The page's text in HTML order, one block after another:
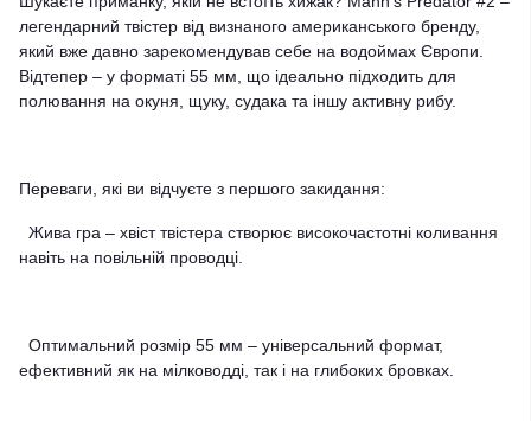
легендарний твістер від визнаного американського бренду,
який вже давно зарекомендував себе на водоймах Європи.
Відтепер – у форматі 55 мм, що ідеально підходить для
полювання на окуня, щуку, судака та іншу активну рибу.
Переваги, які ви відчуєте з першого закидання:
Жива гра – хвіст твістера створює високочастотні коливання
навіть на повільній проводці.
Оптимальний розмір 55 мм – універсальний формат,
ефективний як на мілководді, так і на глибоких бровках.